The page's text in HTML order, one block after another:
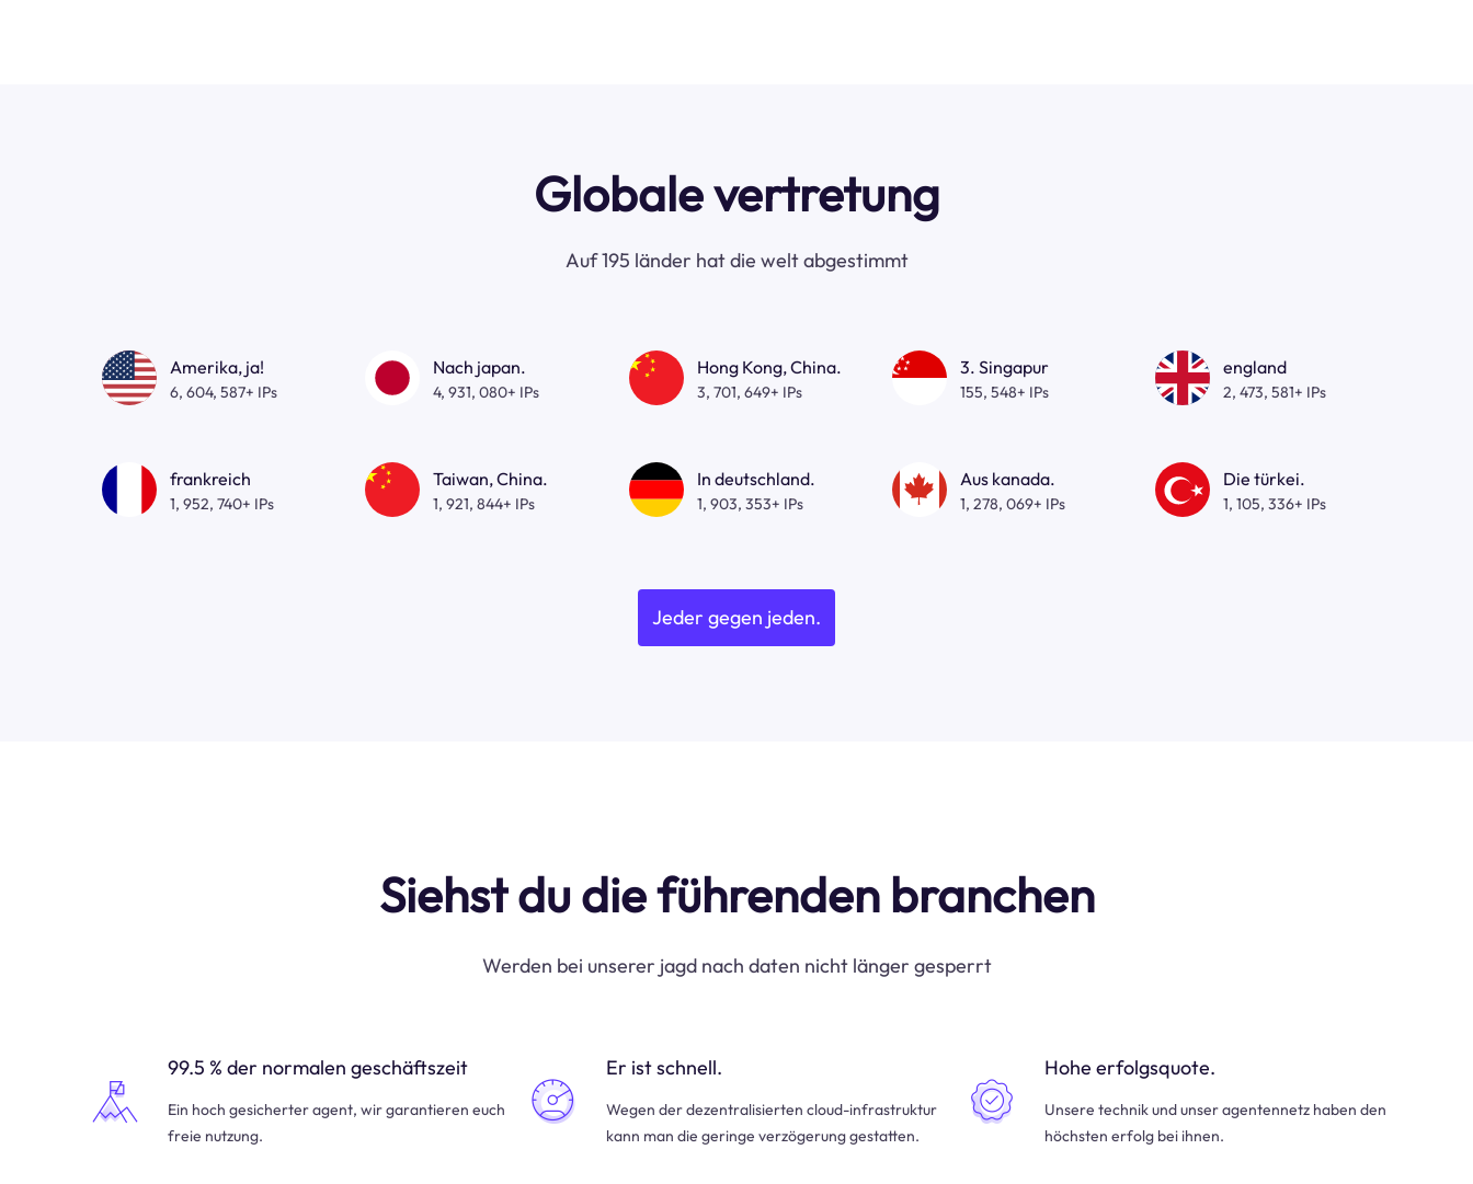
Globale vertretung
Auf 195 länder hat die welt abgestimmt
Amerika, ja!
6, 604, 587+ IPs
Nach japan.
4, 931, 080+ IPs
Hong Kong, China.
3, 701, 649+ IPs
3. Singapur
155, 548+ IPs
england
2, 473, 581+ IPs
frankreich
1, 952, 740+ IPs
Taiwan, China.
1, 921, 844+ IPs
In deutschland.
1, 903, 353+ IPs
Aus kanada.
1, 278, 069+ IPs
Die türkei.
1, 105, 336+ IPs
Jeder gegen jeden.
Siehst du die führenden branchen
Werden bei unserer jagd nach daten nicht länger gesperrt
99.5 % der normalen geschäftszeit
Ein hoch gesicherter agent, wir garantieren euch
freie nutzung.
Er ist schnell.
Wegen der dezentralisierten cloud-infrastruktur
kann man die geringe verzögerung gestatten.
Hohe erfolgsquote.
Unsere technik und unser agentennetz haben den
höchsten erfolg bei ihnen.